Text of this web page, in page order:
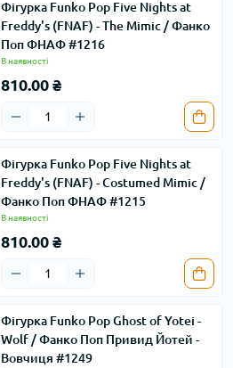
Фігурка Funko Pop Five Nights at
Freddy's (FNAF) - The Mimic / Фанко
Поп ФНАФ #1216
В наявності
810.00 ₴
Фігурка Funko Pop Five Nights at
Freddy's (FNAF) - Costumed Mimic /
Фанко Поп ФНАФ #1215
В наявності
810.00 ₴
Фігурка Funko Pop Ghost of Yotei -
Wolf / Фанко Поп Привид Йотей -
Вовчиця #1249